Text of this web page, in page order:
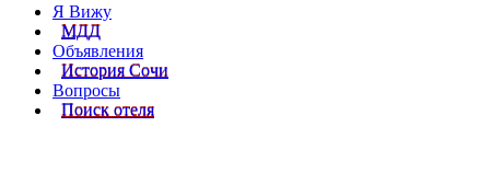
Я Вижу
МДД
Объявления
История Сочи
Вопросы
Поиск отеля